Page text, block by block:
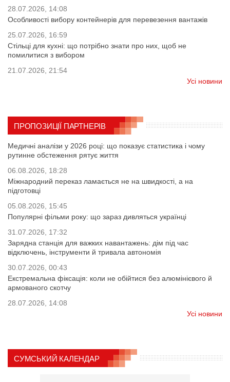
28.07.2026, 14:08
Особливості вибору контейнерів для перевезення вантажів
25.07.2026, 16:59
Стільці для кухні: що потрібно знати про них, щоб не
помилитися з вибором
21.07.2026, 21:54
Усі новини
ПРОПОЗИЦІЇ ПАРТНЕРІВ
Медичні аналізи у 2026 році: що показує статистика і чому
рутинне обстеження рятує життя
06.08.2026, 18:28
Міжнародний переказ ламається не на швидкості, а на
підготовці
05.08.2026, 15:45
Популярні фільми року: що зараз дивляться українці
31.07.2026, 17:32
Зарядна станція для важких навантажень: дім під час
відключень, інструменти й тривала автономія
30.07.2026, 00:43
Екстремальна фіксація: коли не обійтися без алюмінієвого й
армованого скотчу
28.07.2026, 14:08
Усі новини
СУМСЬКИЙ КАЛЕНДАР